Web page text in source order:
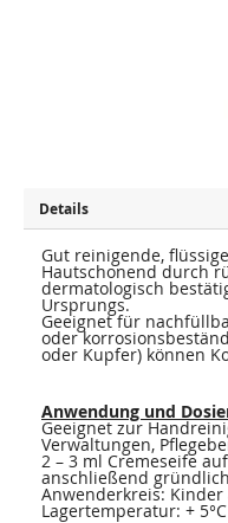
r
Details
Gut reinigende,
Hautschonend durch
dermatologisch
Ursprungs.
Geeignet für
oder
oder Kupfer) können
Anwendung und
Geeignet zur
Verwaltungen,
2 – 3 ml Cremeseife
anschließend
Anwenderkreis: Kinder
Lagertemperatur: +